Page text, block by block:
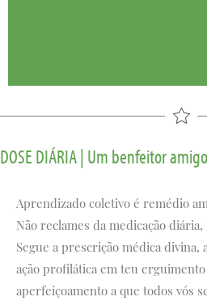
DOSE DIÁRIA | Um benfeitor amigo
Aprendizado coletivo é remédio
Não reclames da medicação
Segue a prescrição médica divina,
ação profilática em teu
aperfeiçoamento a que todos vós